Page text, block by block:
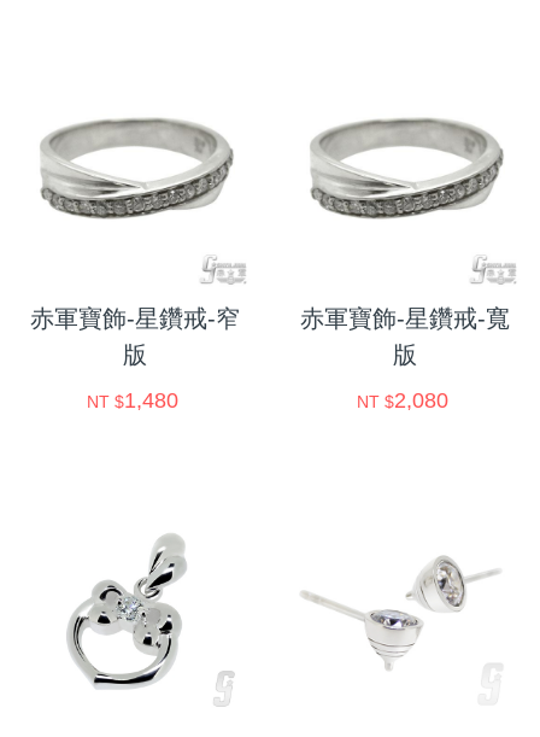
赤軍寶飾-星鑽戒-窄
版
NT $1,480
赤軍寶飾-星鑽戒-寬
版
NT $2,080